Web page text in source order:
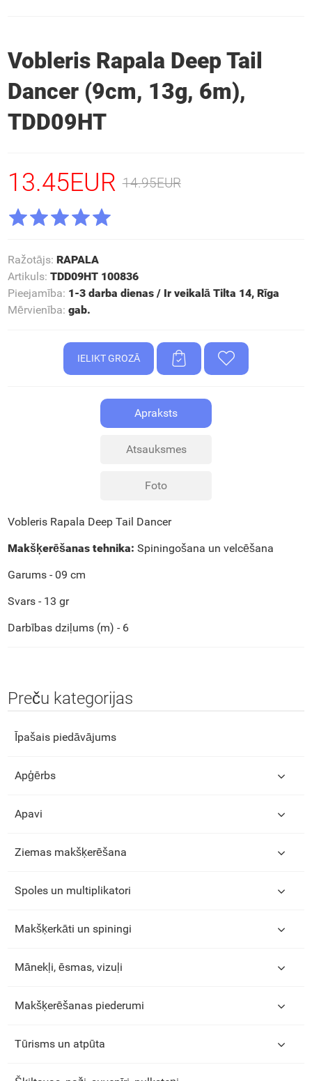
Vobleris Rapala Deep Tail
Dancer (9cm, 13g, 6m),
TDD09HT
13.45EUR 14.95EUR
Ražotājs: RAPALA
Artikuls: TDD09HT 100836
Pieejamība: 1-3 darba dienas / Ir veikalā Tilta 14, Rīga
Mērvienība: gab.
Apraksts
Atsauksmes
Foto
Vobleris Rapala Deep Tail Dancer
Makšķerēšanas tehnika: Spiningošana un velcēšana
Garums - 09 cm
Svars - 13 gr
Darbības dziļums (m) - 6
Preču kategorijas
Īpašais piedāvājums
Apģērbs
Apavi
Ziemas makšķerēšana
Spoles un multiplikatori
Makšķerkāti un spiningi
Mānekļi, ēsmas, vizuļi
Makšķerēšanas piederumi
Tūrisms un atpūta